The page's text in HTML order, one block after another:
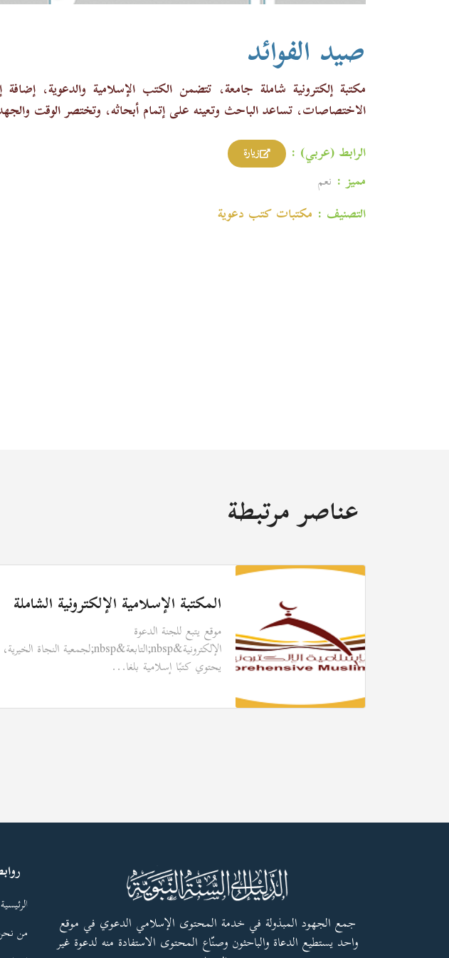
صيد الفوائد
مكتبة إلكترونية شاملة جامعة، تتضمن الكتب الإسلامية والدعوية،
الاختصاصات، تساعد الباحث وتعينه على إتمام أبحاثه، وتختصر الوقت
الرابط (عربي) :
زيارة
مميز : نعم
التصنيف : مكتبات كتب دعوية
عناصر مرتبطة
المكتبة الإسلامية الإلكترونية الشاملة
موقع يتبع للجنة الدعوة
الإلكترونية&nbsp;التابعة&nbsp;لجمعية النجاة الخيرية،
يحتوي كتبًا إسلامية بلغا...
جمع الجهود المبذولة في خدمة المحتوى الإسلامي الدعوي في موقع
واحد يستطيع الدعاة والباحثون وصنّاع المحتوى الاستفادة منه لدعوة غير
الرئيسية
من